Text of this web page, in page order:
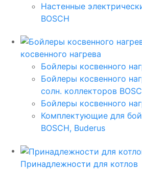
Настенные
BOSCH
косвенного нагрева
Бойлеры косвенного
Бойлеры косвенного
солн. коллекторов
Бойлеры косвенного
Комплектующие для
BOSCH, Buderus
Принадлежности для котлов